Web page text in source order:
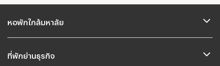
หอพักใกล้มหาลัย
ที่พักย่านธุรกิจ